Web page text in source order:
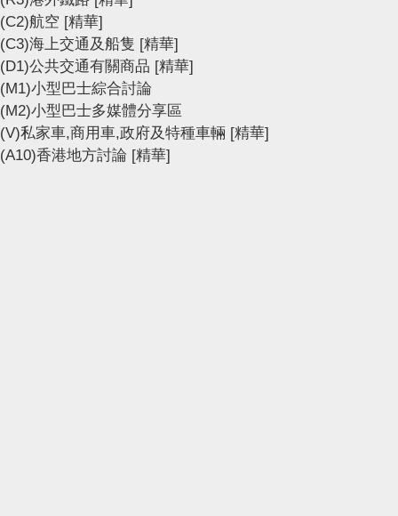
(C2)航空 [精華]
(C3)海上交通及船隻 [精華]
(D1)公共交通有關商品 [精華]
(M1)小型巴士綜合討論
(M2)小型巴士多媒體分享區
(V)私家車,商用車,政府及特種車輛 [精華]
(A10)香港地方討論 [精華]